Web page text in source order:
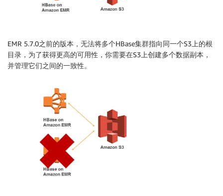
EMR 5.7.0之前的版本，无法将多个HBase集群指向同一个S3上的根
目录，为了获得更高的可用性，你需要在S3上创建多个数据副本，
并管理它们之间的一致性。